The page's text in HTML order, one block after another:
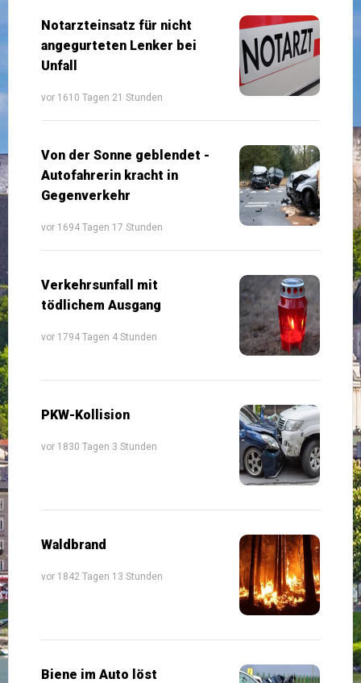
Notarzteinsatz für nicht
angegurteten Lenker bei
Unfall
vor 1610 Tagen 21 Stunden
Von der Sonne geblendet -
Autofahrerin kracht in
Gegenverkehr
vor 1694 Tagen 17 Stunden
Verkehrsunfall mit
tödlichem Ausgang
vor 1794 Tagen 4 Stunden
PKW-Kollision
vor 1830 Tagen 3 Stunden
Waldbrand
vor 1842 Tagen 13 Stunden
Biene im Auto löst